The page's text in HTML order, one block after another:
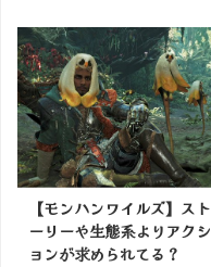
【モンハンワイルズ】スト
ーリーや生態系よりアクシ
ョンが求められてる？